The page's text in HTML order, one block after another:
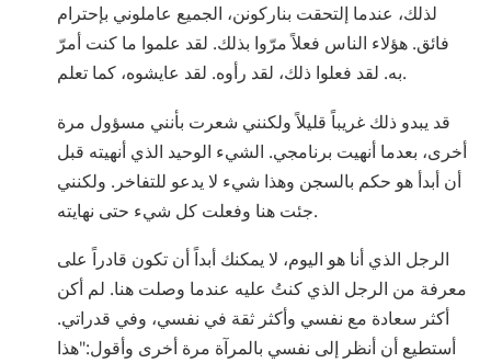
لذلك، عندما إلتحقت بناركونن، الجميع عاملوني بإحترام
فائق. هؤلاء الناس فعلاً مرّوا بذلك. لقد علموا ما كنت أمرّ
به. لقد فعلوا ذلك، لقد رأوه. لقد عايشوه، كما تعلم.
قد يبدو ذلك غريباً قليلاً ولكنني شعرت بأنني مسؤول مرة
أخرى، بعدما أنهيت برنامجي. الشيء الوحيد الذي أنهيته قبل
أن أبدأ هو حكم بالسجن وهذا شيء لا يدعو للتفاخر. ولكنني
جئت هنا وفعلت كل شيء حتى نهايته.
الرجل الذي أنا هو اليوم، لا يمكنك أبداً أن تكون قادراً على
معرفة من الرجل الذي كنتُ عليه عندما وصلت هنا. لم أكن
أكثر سعادة مع نفسي وأكثر ثقة في نفسي، وفي قدراتي.
أستطيع أن أنظر إلى نفسي بالمرآة مرة أخرى وأقول:"هذا